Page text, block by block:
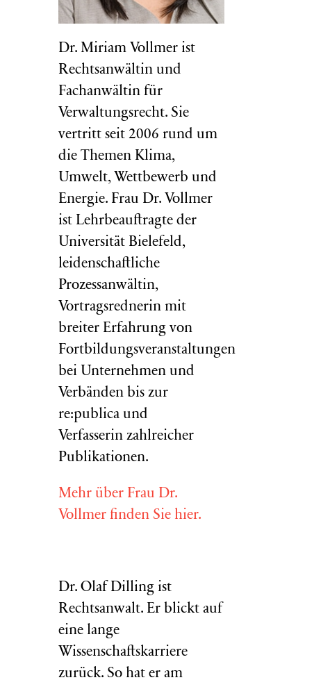
Dr. Miriam Vollmer ist
Rechtsanwältin und
Fachanwältin für
Verwaltungsrecht. Sie
vertritt seit 2006 rund um
die Themen Klima,
Umwelt, Wettbewerb und
Energie. Frau Dr. Vollmer
ist Lehrbeauftragte der
Universität Bielefeld,
leidenschaftliche
Prozessanwältin,
Vortragsrednerin mit
breiter Erfahrung von
Fortbildungsveranstaltungen
bei Unternehmen und
Verbänden bis zur
re:publica und
Verfasserin zahlreicher
Publikationen.
Mehr über Frau Dr.
Vollmer finden Sie hier.
Dr. Olaf Dilling ist
Rechtsanwalt. Er blickt auf
eine lange
Wissenschaftskarriere
zurück. So hat er am